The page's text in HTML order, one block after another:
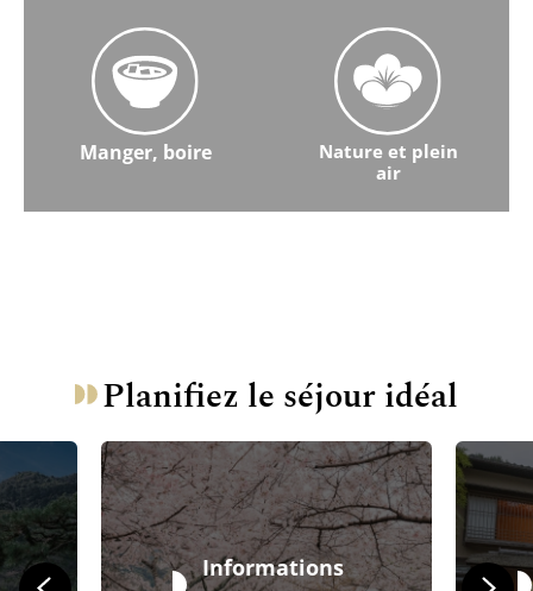
Manger, boire
Nature et plein
air
Planifiez le séjour idéal
Informations